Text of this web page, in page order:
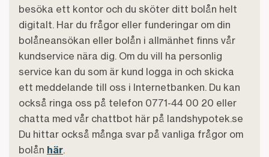
besöka ett kontor och du sköter ditt bolån helt
digitalt. Har du frågor eller funderingar om din
bolåneansökan eller bolån i allmänhet finns vår
kundservice nära dig. Om du vill ha personlig
service kan du som är kund logga in och skicka
ett meddelande till oss i Internetbanken. Du kan
också ringa oss på telefon 0771-44 00 20 eller
chatta med vår chattbot här på landshypotek.se
Du hittar också många svar på vanliga frågor om
bolån här.